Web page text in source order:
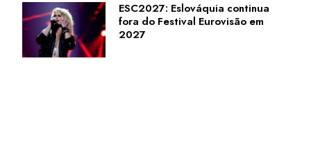
ESC2027: Eslováquia continua
fora do Festival Eurovisão em
2027